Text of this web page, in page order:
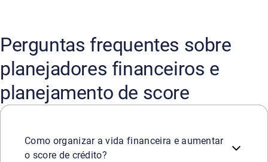
Perguntas frequentes sobre
planejadores financeiros e
planejamento de score
Como organizar a vida financeira e aumentar
o score de crédito?